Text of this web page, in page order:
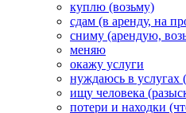
куплю (возьму)
сдам (в аренду, на
сниму (арендую,
меняю
окажу услуги
нуждаюсь в услугах
ищу человека
потери и находки